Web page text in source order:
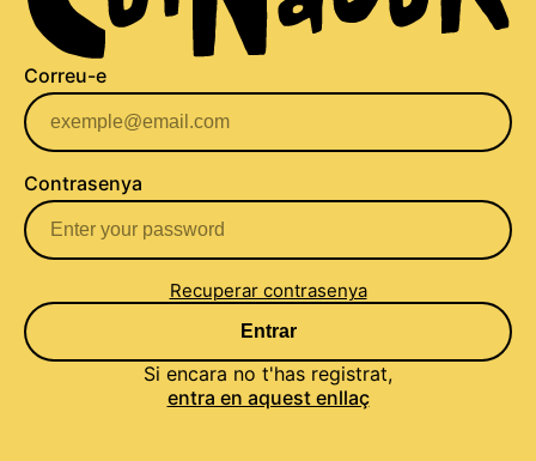
Correu-e
Contrasenya
Recuperar contrasenya
Entrar
Si encara no t'has registrat,
entra en aquest enllaç